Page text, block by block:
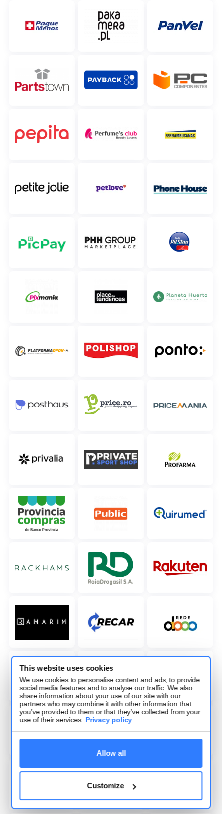
This website uses cookies
We use cookies to personalise content and ads, to provide
social media features and to analyse our traffic. We also
share information about your use of our site with our
partners who may combine it with other information that
you’ve provided to them or that they’ve collected from your
use of their services. Privacy policy.
Allow all
Customize